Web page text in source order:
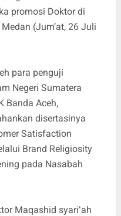
promosi Doktor di
(Jum’at, 26 Juli
para penguji
Negeri Sumatera
Banda Aceh,
disertasinya
Satisfaction
Brand Religiosity
pada Nasabah
Maqashid syariʻah